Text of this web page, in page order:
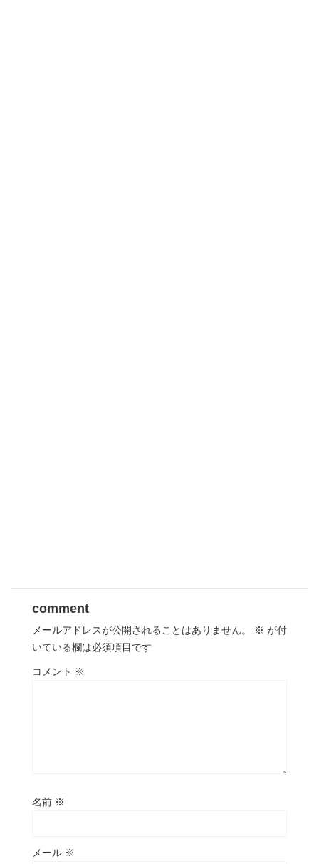
comment
メールアドレスが公開されることはありません。 ※ が付
いている欄は必須項目です
コメント ※
名前 ※
メール ※